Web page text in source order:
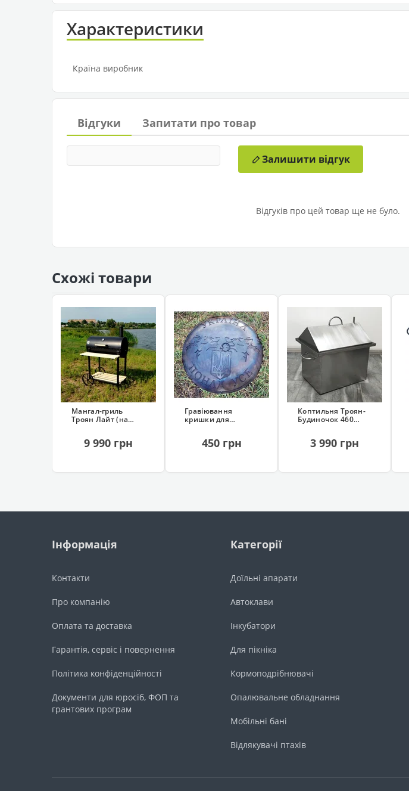
Характеристики
Країна виробник
Відгуки Запитати про товар
Залишити відгук
Відгуків про цей товар ще не було.
Схожі товари
Мангал-гриль
Троян Лайт (на
9 990 грн
Гравіювання
кришки для
450 грн
Коптильня Троян-
Будиночок 460
3 990 грн
Інформація
Контакти
Про компанію
Оплата та доставка
Гарантія, сервіс і повернення
Політика конфіденційності
Документи для юросіб, ФОП та
грантових програм
Категорії
Доїльні апарати
Автоклави
Інкубатори
Для пікніка
Кормоподрібнювачі
Опалювальне обладнання
Мобільні бані
Відлякувачі птахів